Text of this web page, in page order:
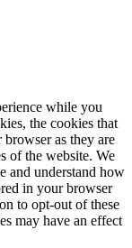
while you
the cookies that
browser as they are
of the website. We
and understand how
in your browser
to opt-out of these
may have an effect